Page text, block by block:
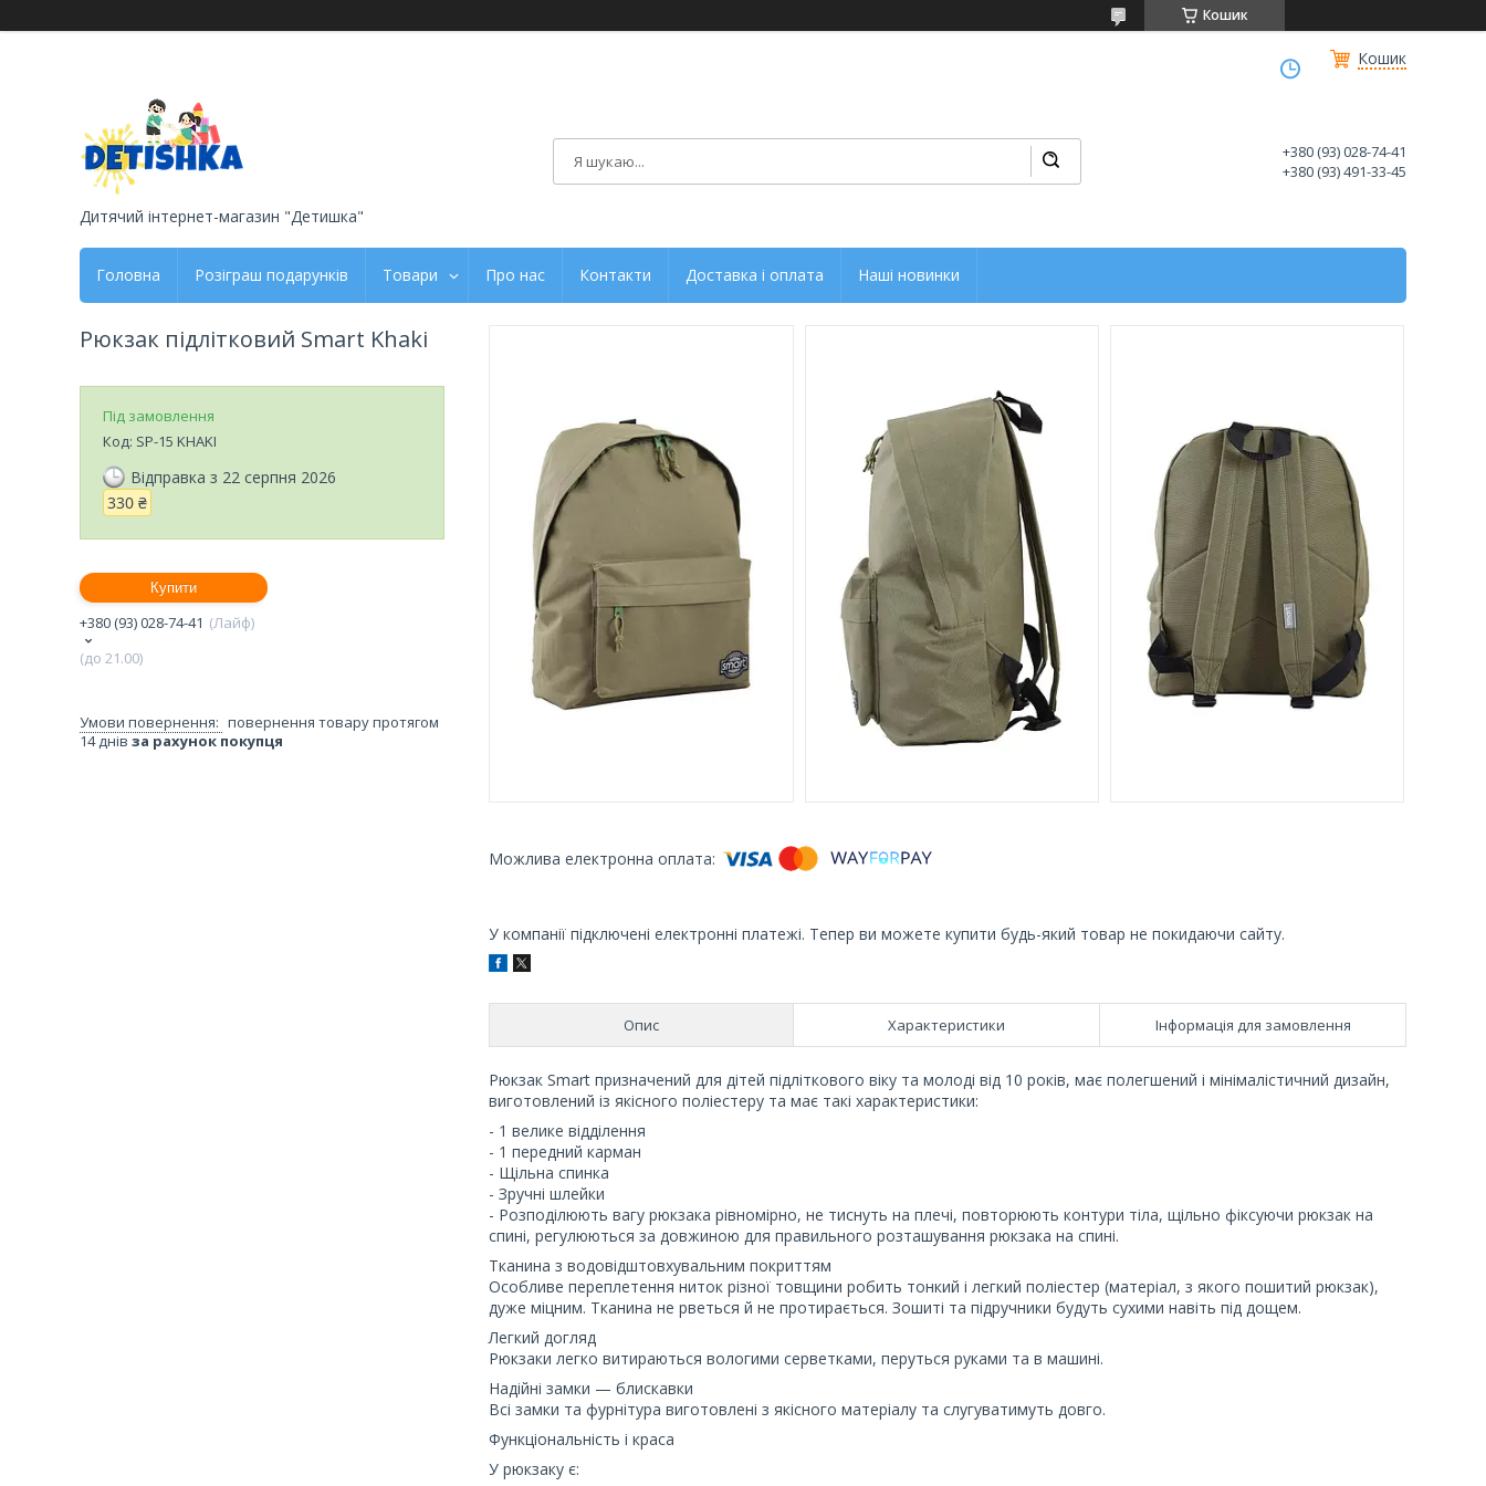
Кошик
Кошик
Дитячий інтернет-магазин "Детишка"
+380 (93) 028-74-41
+380 (93) 491-33-45
Головна Розіграш подарунків Товари Про нас Контакти Доставка і оплата Наші новинки
У компанії підключені електронні платежі. Тепер ви можете купити будь-який товар не покидаючи сайту.
Опис Характеристики Інформація для замовлення
Рюкзак Smart призначений для дітей підліткового віку та молоді від 10 років, має полегшений і мінімалістичний дизайн,
виготовлений із якісного поліестеру та має такі характеристики:
- 1 велике відділення
- 1 передний карман
- Щільна спинка
- Зручні шлейки
- Розподілюють вагу рюкзака рівномірно, не тиснуть на плечі, повторюють контури тіла, щільно фіксуючи рюкзак на
спині, регулюються за довжиною для правильного розташування рюкзака на спині.
Тканина з водовідштовхувальним покриттям
Особливе переплетення ниток різної товщини робить тонкий і легкий поліестер (матеріал, з якого пошитий рюкзак),
дуже міцним. Тканина не рветься й не протирається. Зошиті та підручники будуть сухими навіть під дощем.
Легкий догляд
Рюкзаки легко витираються вологими серветками, перуться руками та в машині.
Надійні замки — блискавки
Всі замки та фурнітура виготовлені з якісного матеріалу та слугуватимуть довго.
Функціональність і краса
У рюкзаку є:
Рюкзак підлітковий Smart Khaki
Під замовлення
Код: SP-15 KHAKI
Відправка з 22 серпня 2026
330 ₴
Купити
+380 (93) 028-74-41
Лайф
(до 21.00)
повернення товару протягом
14 днів за рахунок покупця